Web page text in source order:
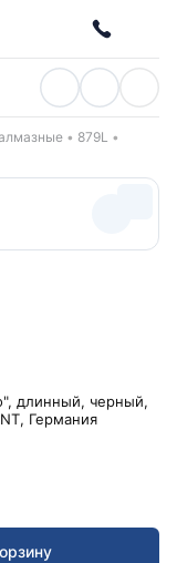
879L
длинный, черный,
Германия